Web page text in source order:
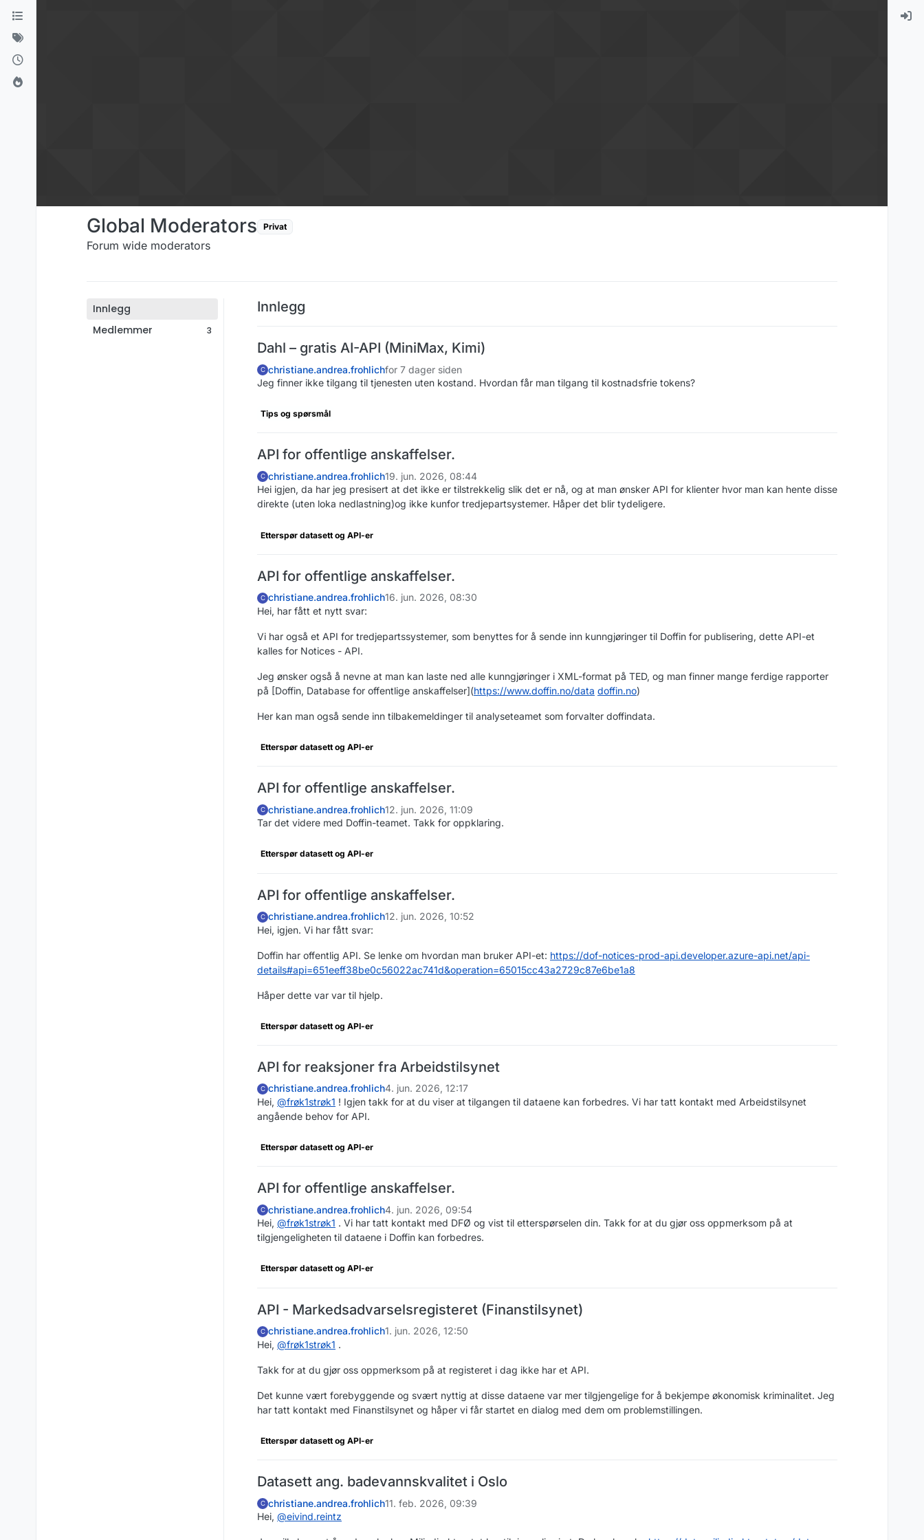
Hopp til innhold
Global Moderators Privat
Forum wide moderators
Innlegg
Medlemmer
3
Innlegg
Dahl – gratis AI-API (MiniMax, Kimi)
C christiane.andrea.frohlichfor 7 dager siden
Jeg finner ikke tilgang til tjenesten uten kostand. Hvordan får man tilgang til kostnadsfrie tokens?
Tips og spørsmål
API for offentlige anskaffelser.
C christiane.andrea.frohlich19. jun. 2026, 08:44
Hei igjen, da har jeg presisert at det ikke er tilstrekkelig slik det er nå, og at man ønsker API for klienter hvor man kan hente disse
direkte (uten loka nedlastning)og ikke kunfor tredjepartsystemer. Håper det blir tydeligere.
Etterspør datasett og API-er
API for offentlige anskaffelser.
C christiane.andrea.frohlich16. jun. 2026, 08:30
Hei, har fått et nytt svar:
Vi har også et API for tredjepartssystemer, som benyttes for å sende inn kunngjøringer til Doffin for publisering, dette API-et
kalles for Notices - API.
Jeg ønsker også å nevne at man kan laste ned alle kunngjøringer i XML-format på TED, og man finner mange ferdige rapporter
på [Doffin, Database for offentlige anskaffelser](https://www.doffin.no/data doffin.no)
Her kan man også sende inn tilbakemeldinger til analyseteamet som forvalter doffindata.
Etterspør datasett og API-er
API for offentlige anskaffelser.
C christiane.andrea.frohlich12. jun. 2026, 11:09
Tar det videre med Doffin-teamet. Takk for oppklaring.
Etterspør datasett og API-er
API for offentlige anskaffelser.
C christiane.andrea.frohlich12. jun. 2026, 10:52
Hei, igjen. Vi har fått svar:
Doffin har offentlig API. Se lenke om hvordan man bruker API-et: https://dof-notices-prod-api.developer.azure-api.net/api-
details#api=651eeff38be0c56022ac741d&operation=65015cc43a2729c87e6be1a8
Håper dette var var til hjelp.
Etterspør datasett og API-er
API for reaksjoner fra Arbeidstilsynet
C christiane.andrea.frohlich4. jun. 2026, 12:17
Hei, @frøk1strøk1 ! Igjen takk for at du viser at tilgangen til dataene kan forbedres. Vi har tatt kontakt med Arbeidstilsynet
angående behov for API.
Etterspør datasett og API-er
API for offentlige anskaffelser.
C christiane.andrea.frohlich4. jun. 2026, 09:54
Hei, @frøk1strøk1 . Vi har tatt kontakt med DFØ og vist til etterspørselen din. Takk for at du gjør oss oppmerksom på at
tilgjengeligheten til dataene i Doffin kan forbedres.
Etterspør datasett og API-er
API - Markedsadvarselsregisteret (Finanstilsynet)
C christiane.andrea.frohlich1. jun. 2026, 12:50
Hei, @frøk1strøk1 .
Takk for at du gjør oss oppmerksom på at registeret i dag ikke har et API.
Det kunne vært forebyggende og svært nyttig at disse dataene var mer tilgjengelige for å bekjempe økonomisk kriminalitet. Jeg
har tatt kontakt med Finanstilsynet og håper vi får startet en dialog med dem om problemstillingen.
Etterspør datasett og API-er
Datasett ang. badevannskvalitet i Oslo
C christiane.andrea.frohlich11. feb. 2026, 09:39
Hei, @eivind.reintz